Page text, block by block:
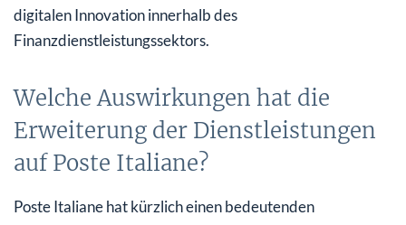
digitalen Innovation innerhalb des
Finanzdienstleistungssektors.
Welche Auswirkungen hat die
Erweiterung der Dienstleistungen
auf Poste Italiane?
Poste Italiane hat kürzlich einen bedeutenden